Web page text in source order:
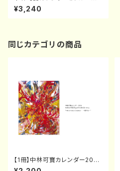
掛け
¥3,240
同じカテゴリの商品
【1冊】中林可寶カレンダー2024
"Fire of Soul Energy"